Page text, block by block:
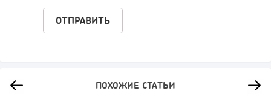
ПОХОЖИЕ СТАТЬИ